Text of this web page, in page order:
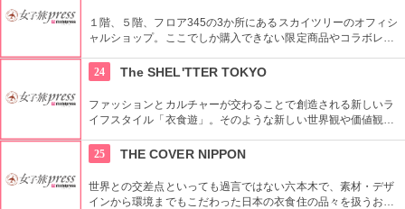
１階、５階、フロア345の3か所にあるスカイツリーのオフィシ
ャルショップ。ここでしか購入できない限定商品やコラボレー
日本一高いところでの購入として記念に残る思い出に！
24 The SHEL'TTER TOKYO
ファッションとカルチャーが交わることで創造される新しいラ
イフスタイル「衣食遊」。そのような新しい世界観や価値観を
ど幅広い商品を扱っている。
25 THE COVER NIPPON
世界との交差点といっても過言ではない六本木で、素材・デザ
インから環境までもこだわった日本の衣食住の品々を扱うお